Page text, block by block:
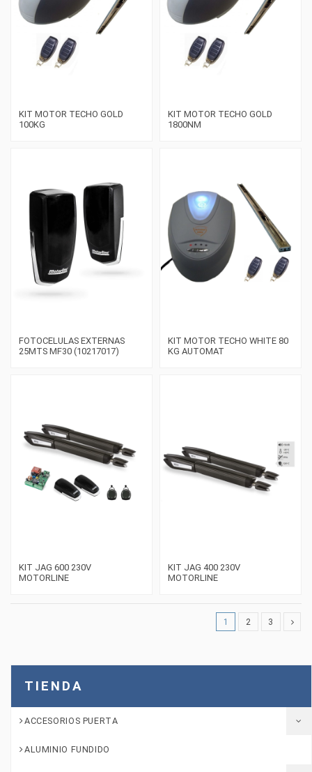
KIT MOTOR TECHO GOLD
100KG
KIT MOTOR TECHO GOLD
1800NM
FOTOCELULAS EXTERNAS
25MTS MF30 (10217017)
KIT MOTOR TECHO WHITE 80
KG AUTOMAT
KIT JAG 600 230V
MOTORLINE
KIT JAG 400 230V
MOTORLINE
1 2 3
TIENDA
ACCESORIOS PUERTA
ALUMINIO FUNDIDO